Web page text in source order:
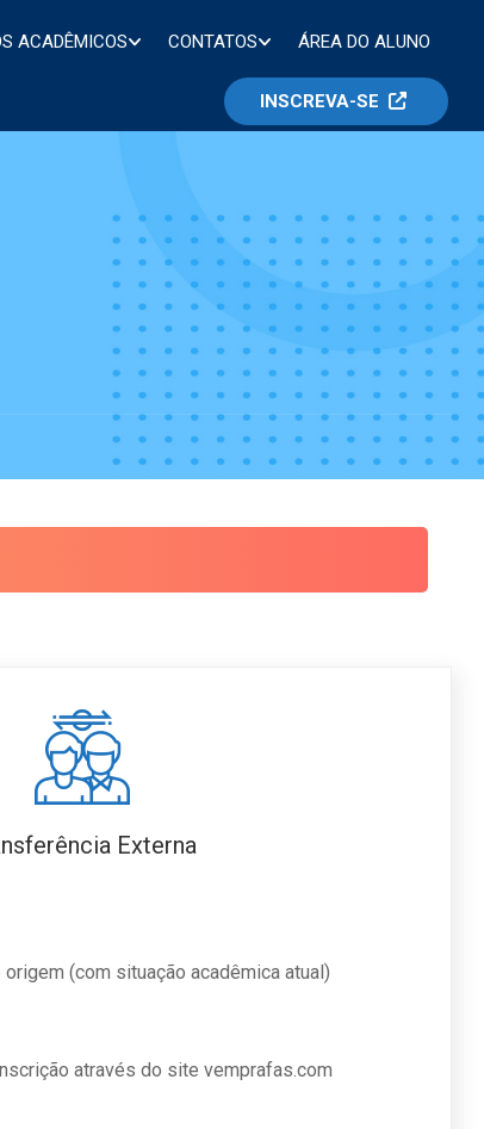
ACADÊMICOS CONTATOS ÁREA DO ALUNO
INSCREVA-SE
Externa
(com situação acadêmica atual)
através do site vemprafas.com